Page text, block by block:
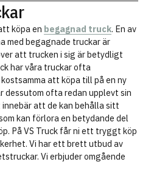
köpa en begagnad truck. En av
med begagnade truckar är
att trucken i sig är betydligt
har våra truckar ofta
att köpa till på en ny
dessutom ofta redan upplevt sin
att de kan behålla sitt
kan förlora en betydande del
På VS Truck får ni ett tryggt köp
Vi har ett brett utbud av
Vi erbjuder omgående